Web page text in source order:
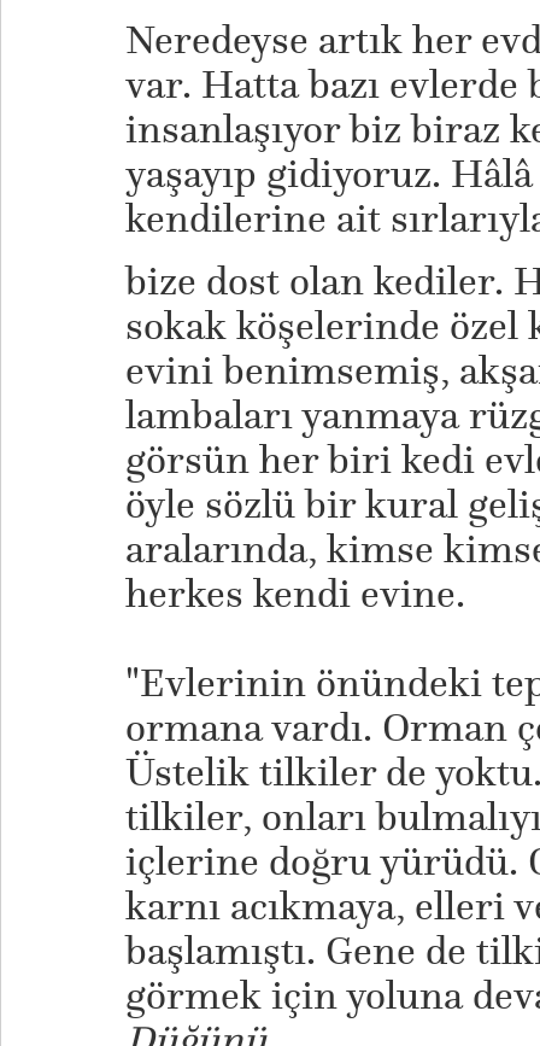
Neredeyse artık her
var. Hatta bazı
insanlaşıyor biz biraz
yaşayıp gidiyoruz.
kendilerine ait
bize dost olan kediler.
sokak köşelerinde
evini benimsemiş,
lambaları yanmaya
görsün her biri kedi
öyle sözlü bir kural
aralarında, kimse
herkes kendi evine.
"Evlerinin önündeki
ormana vardı. Orman
Üstelik tilkiler de
tilkiler, onları
içlerine doğru yürüdü.
karnı acıkmaya, elleri
başlamıştı. Gene de
görmek için yoluna